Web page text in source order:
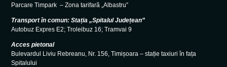
Parcare Timpark – Zona tarifară „Albastru”
Transport în comun: Stația „Spitalul Județean”
Autobuz Expres E2; Troleibuz 16; Tramvai 9
Acces pietonal
Bulevardul Liviu Rebreanu, Nr. 156, Timișoara – stație taxiuri în fața
Spitalului